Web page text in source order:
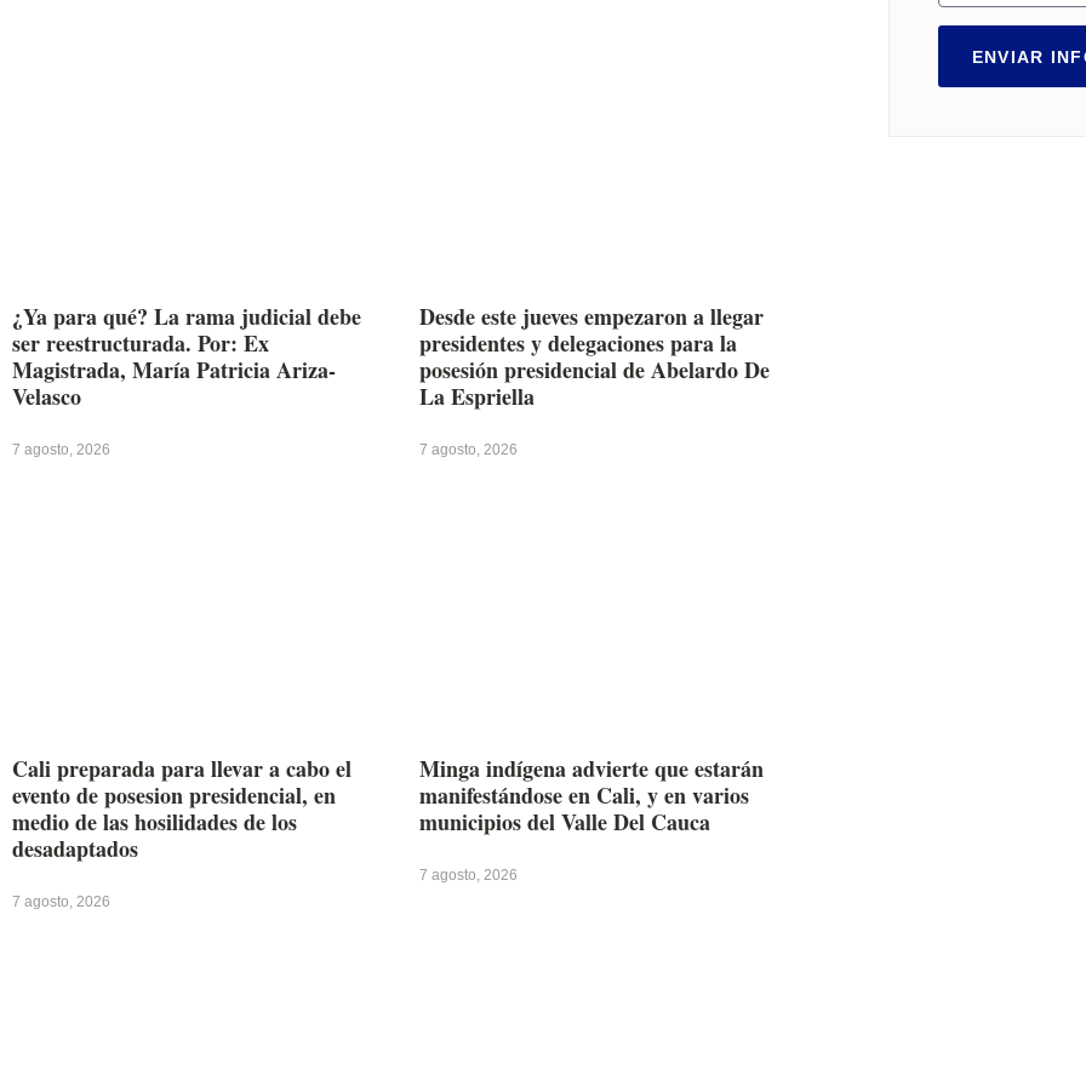
¿Ya para qué? La rama judicial debe
ser reestructurada. Por: Ex
Magistrada, María Patricia Ariza-
Velasco
7 agosto, 2026
Desde este jueves empezaron a llegar
presidentes y delegaciones para la
posesión presidencial de Abelardo De
La Espriella
7 agosto, 2026
Cali preparada para llevar a cabo el
evento de posesion presidencial, en
medio de las hosilidades de los
desadaptados
7 agosto, 2026
Minga indígena advierte que estarán
manifestándose en Cali, y en varios
municipios del Valle Del Cauca
7 agosto, 2026
ENVIAR